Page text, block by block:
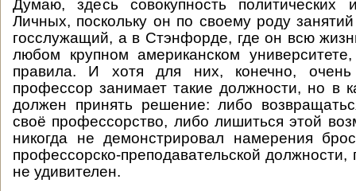
Думаю, здесь совокупность политических
Личных, поскольку он по своему роду
госслужащий, а в Стэнфорде, где он всю
любом крупном американском
правила. И хотя для них, конечно,
профессор занимает такие должности, но в
должен принять решение: либо
своё профессорство, либо лишиться этой
никогда не демонстрировал намерения
профессорско-преподавательской
не удивителен.